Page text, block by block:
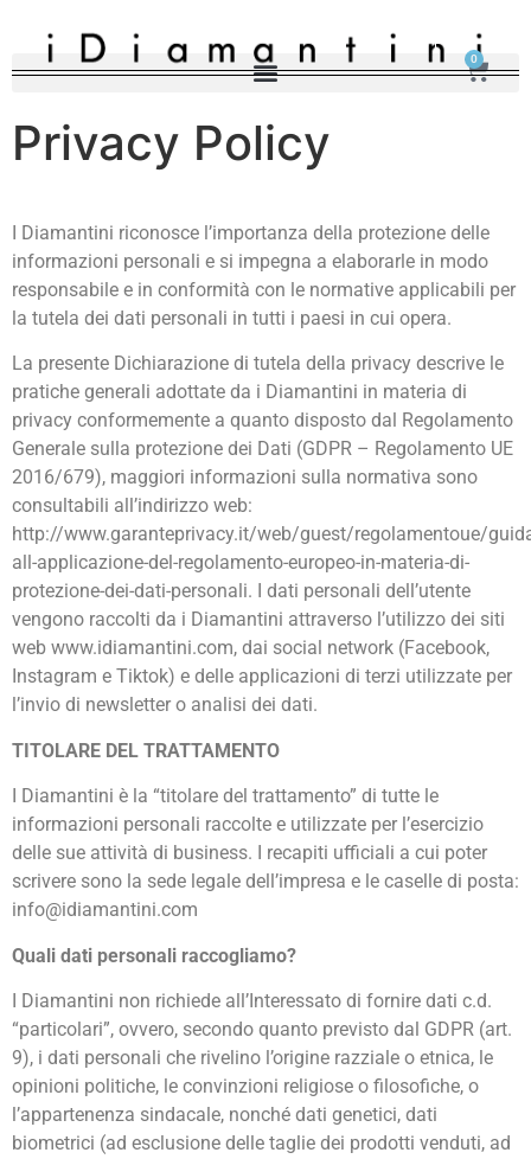
0
Privacy Policy
I Diamantini riconosce l’importanza della protezione delle
informazioni personali e si impegna a elaborarle in modo
responsabile e in conformità con le normative applicabili per
la tutela dei dati personali in tutti i paesi in cui opera.
La presente Dichiarazione di tutela della privacy descrive le
pratiche generali adottate da i Diamantini in materia di
privacy conformemente a quanto disposto dal Regolamento
Generale sulla protezione dei Dati (GDPR – Regolamento UE
2016/679), maggiori informazioni sulla normativa sono
consultabili all’indirizzo web:
http://www.garanteprivacy.it/web/guest/regolamentoue/
all-applicazione-del-regolamento-europeo-in-materia-di-
protezione-dei-dati-personali. I dati personali dell’utente
vengono raccolti da i Diamantini attraverso l’utilizzo dei siti
web www.idiamantini.com, dai social network (Facebook,
Instagram e Tiktok) e delle applicazioni di terzi utilizzate per
l’invio di newsletter o analisi dei dati.
TITOLARE DEL TRATTAMENTO
I Diamantini è la “titolare del trattamento” di tutte le
informazioni personali raccolte e utilizzate per l’esercizio
delle sue attività di business. I recapiti ufficiali a cui poter
scrivere sono la sede legale dell’impresa e le caselle di posta:
info@idiamantini.com
Quali dati personali raccogliamo?
I Diamantini non richiede all’Interessato di fornire dati c.d.
“particolari”, ovvero, secondo quanto previsto dal GDPR (art.
9), i dati personali che rivelino l’origine razziale o etnica, le
opinioni politiche, le convinzioni religiose o filosofiche, o
l’appartenenza sindacale, nonché dati genetici, dati
biometrici (ad esclusione delle taglie dei prodotti venduti, ad